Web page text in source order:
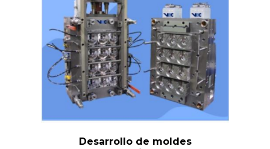
Desarrollo de moldes